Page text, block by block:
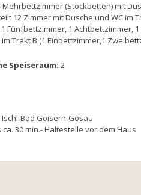
Mehrbettzimmer (Stockbetten) mit
12 Zimmer mit Dusche und WC im
Fünfbettzimmer, 1 Achtbettzimmer,
Trakt B (1 Einbettzimmer,1
Speiseraum:2
Bad Goisern-Gosau
30 min.- Haltestelle vor dem Haus